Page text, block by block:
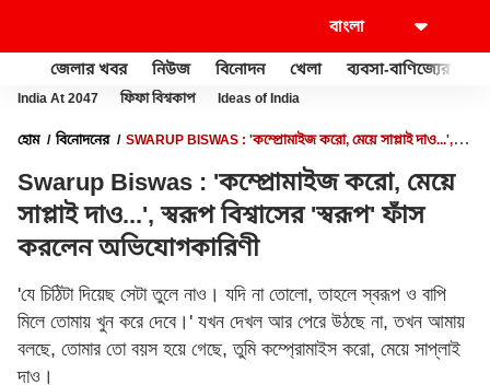
জেলার খবর নিউজ বিনোদন খেলা ব্যবসা-বাণিজ্যের
India At 2047 ফিফা বিশ্বকাপ Ideas of India
হোম বিনোদনের
SWARUP BISWAS : 'কম্প্রোমাইজ করো, মেয়ে সাপ্লাই দাও...',
Swarup Biswas : 'কম্প্রোমাইজ করো, মেয়ে
সাপ্লাই দাও...', স্বরূপ বিশ্বাসের 'স্বরূপ' ফাঁস
করলেন অভিযোগকারিণী
'যে চিঠিটা দিয়েছ সেটা তুলে নাও। যদি না তোলো, তাহলে স্বরূপ ও বাপি
মিলে তোমায় খুন করে দেবে।' যখন দেখল আর পেরে উঠছে না, তখন আমায়
বলছে, তোমার তো বয়স হয়ে গেছে, তুমি কম্প্রোমাইস করো, মেয়ে সাপ্লাই
দাও।